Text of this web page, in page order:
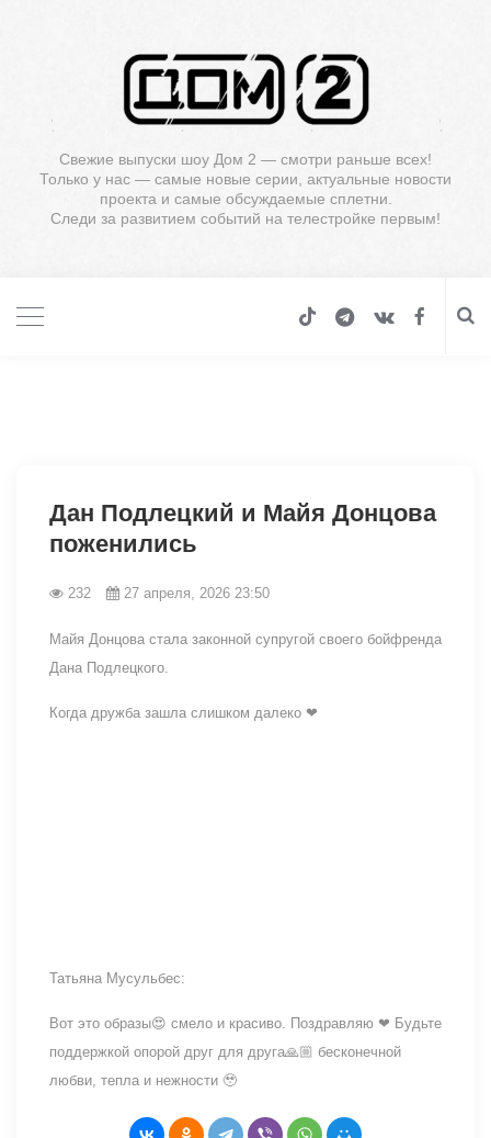
Свежие выпуски шоу Дом 2 — смотри раньше всех!
Только у нас — самые новые серии, актуальные новости
проекта и самые обсуждаемые сплетни.
Следи за развитием событий на телестройке первым!
Дан Подлецкий и Майя Донцова
поженились
232 27 апреля, 2026 23:50
Майя Донцова стала законной супругой своего бойфренда
Дана Подлецкого.
Когда дружба зашла слишком далеко ❤
Татьяна Мусульбес:
Вот это образы😍 смело и красиво. Поздравляю ❤ Будьте
поддержкой опорой друг для друга🙏🏼 бесконечной
любви, тепла и нежности 🥹